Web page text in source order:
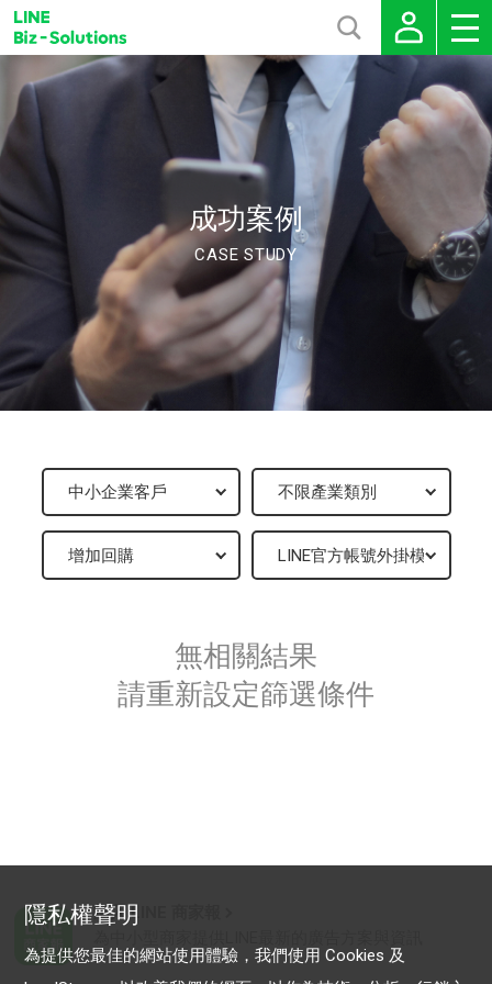
成功案例
CASE STUDY
無相關結果
請重新設定篩選條件
加入 LINE 商家報
隱私權聲明
為提供您最佳的網站使用體驗，我們使用 Cookies 及